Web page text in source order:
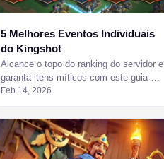
5 Melhores Eventos Individuais
do Kingshot
Alcance o topo do ranking do servidor e
garanta itens míticos com este guia de
estratégia para eventos individuais do
Feb 14, 2026